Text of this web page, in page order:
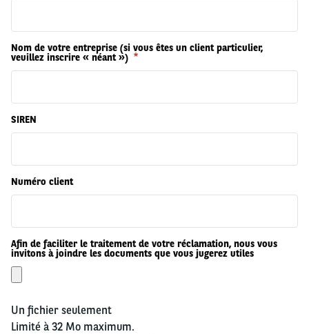
Nom de votre entreprise (si vous êtes un client particulier,
veuillez inscrire « néant »)
SIREN
Numéro client
Afin de faciliter le traitement de votre réclamation, nous vous
invitons à joindre les documents que vous jugerez utiles
Un fichier seulement
Limité à 32 Mo maximum.